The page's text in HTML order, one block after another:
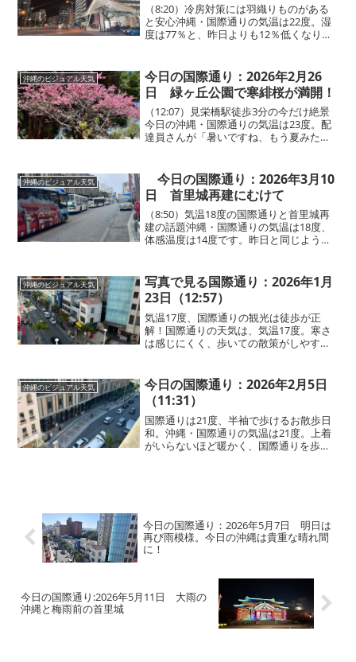
（8:20）冷房対策には羽織りものがある
と安心沖縄・国際通りの気温は22度。湿
度は77％と、昨日よりも12％低くなり、
もあり、軽く羽織れるものがあると安心
です。日によっ...
沖縄のビジュアル天気
今日の国際通り：2026年2月26
日 緑ヶ丘公園で寒緋桜が満開！
（12:07）見栄橋駅徒歩3分の今だけ絶景
今日の沖縄・国際通りの気温は23度。配
達員さんが「暑いですね、もう夏みた
線対策を忘れずに。昼休みにお散歩して
いると、国際通りか...
沖縄のビジュアル天気
今日の国際通り：2026年3月10
日 首里城再建にむけて
（8:50）気温18度の国際通りと首里城再
建の話題沖縄・国際通りの気温は18度、
体感温度は14度です。昨日と同じように
始め、日当たりの良い場所ではポカポカ
と心地よい暖かさ...
沖縄のビジュアル天気
写真で見る国際通り：2026年1月
23日（12:57）
気温17度、国際通りの観光は徒歩が正
解！国際通りの天気は、気温17度。寒さ
は感じにくく、歩いての散策がしやすい
とがよくあります。バスやタクシーでの
移動よりも、歩いて散策す...
沖縄のビジュアル天気
今日の国際通り：2026年2月5日
（11:31）
国際通りは21度、半袖で歩けるお散歩日
和。沖縄・国際通りの気温は21度。上着
がいらないほど暖かく、国際通りを歩く
今日の国際通り：2026年5月7日 明日は
再び雨模様。今日の沖縄は貴重な晴れ間
に！
今日の国際通り:2026年5月11日 大雨の
沖縄と梅雨前の首里城